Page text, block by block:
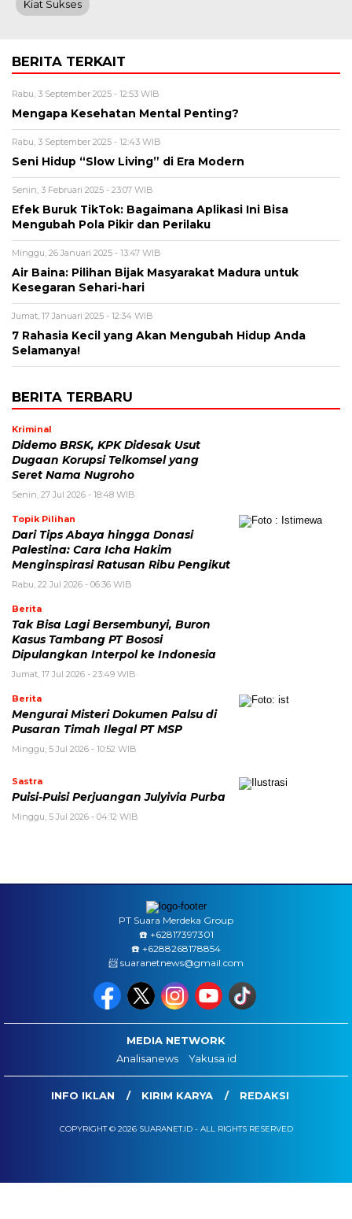
Kiat Sukses
BERITA TERKAIT
Rabu, 3 September 2025 - 12:53 WIB
Mengapa Kesehatan Mental Penting?
Rabu, 3 September 2025 - 12:43 WIB
Seni Hidup “Slow Living” di Era Modern
Senin, 3 Februari 2025 - 23:07 WIB
Efek Buruk TikTok: Bagaimana Aplikasi Ini Bisa
Mengubah Pola Pikir dan Perilaku
Minggu, 26 Januari 2025 - 13:47 WIB
Air Baina: Pilihan Bijak Masyarakat Madura untuk
Kesegaran Sehari-hari
Jumat, 17 Januari 2025 - 12:34 WIB
7 Rahasia Kecil yang Akan Mengubah Hidup Anda
Selamanya!
BERITA TERBARU
Kriminal
Didemo BRSK, KPK Didesak Usut
Dugaan Korupsi Telkomsel yang
Seret Nama Nugroho
Senin, 27 Jul 2026 - 18:48 WIB
Topik Pilihan
Dari Tips Abaya hingga Donasi
Palestina: Cara Icha Hakim
Menginspirasi Ratusan Ribu Pengikut
Rabu, 22 Jul 2026 - 06:36 WIB
Berita
Tak Bisa Lagi Bersembunyi, Buron
Kasus Tambang PT Bososi
Dipulangkan Interpol ke Indonesia
Jumat, 17 Jul 2026 - 23:49 WIB
Berita
Mengurai Misteri Dokumen Palsu di
Pusaran Timah Ilegal PT MSP
Minggu, 5 Jul 2026 - 10:52 WIB
Sastra
Puisi-Puisi Perjuangan Julyivia Purba
Minggu, 5 Jul 2026 - 04:12 WIB
PT Suara Merdeka Group
☎️ ‪+62817397301
☎️ +6288268178854
📨 suaranetnews@gmail.com
MEDIA NETWORK
Analisanews
Yakusa.id
INFO IKLAN KIRIM KARYA REDAKSI
COPYRIGHT © 2026 SUARANET.ID - ALL RIGHTS RESERVED